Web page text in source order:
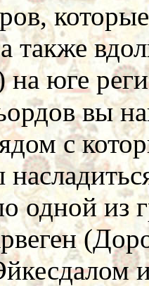
также
юге
вы
с
одной из